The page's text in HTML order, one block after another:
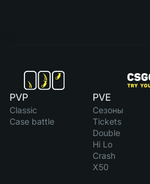
PVP
Classic
Case battle
PVE
Сезоны
Tickets
Double
Hi Lo
Crash
X50